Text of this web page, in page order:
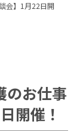
会】1月22日開
のお仕事
開催！